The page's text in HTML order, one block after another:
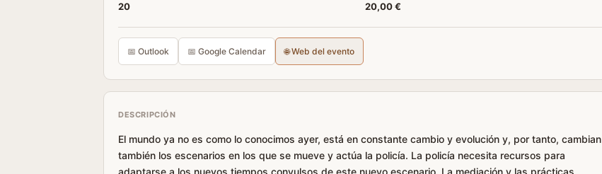
20 20,00 €
📅 Outlook 📅 Google Calendar 🌐 Web del evento
DESCRIPCIÓN
El mundo ya no es como lo conocimos ayer, está en constante cambio y evolución y, por tanto, cambian
también los escenarios en los que se mueve y actúa la policía. La policía necesita recursos para
adaptarse a los nuevos tiempos convulsos de este nuevo escenario. La mediación y las prácticas